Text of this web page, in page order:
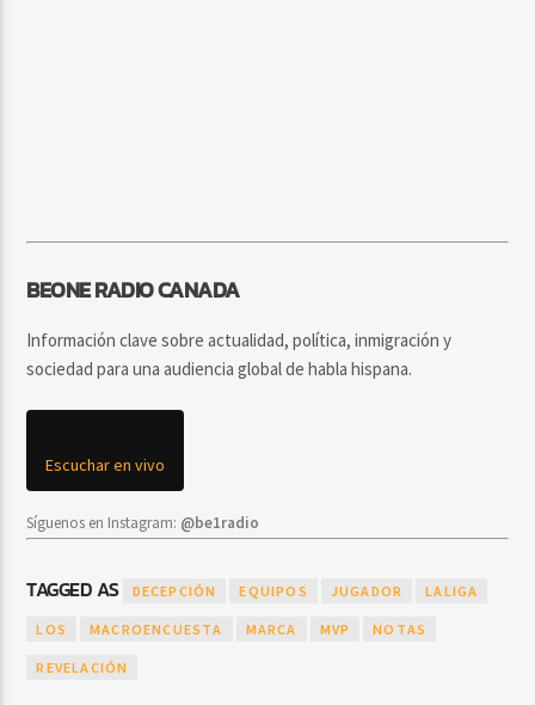
BEONE RADIO CANADA
Información clave sobre actualidad, política, inmigración y
sociedad para una audiencia global de habla hispana.
Escuchar en vivo
Síguenos en Instagram: @be1radio
TAGGED AS DECEPCIÓN EQUIPOS JUGADOR LALIGA
LOS MACROENCUESTA MARCA MVP NOTAS
REVELACIÓN